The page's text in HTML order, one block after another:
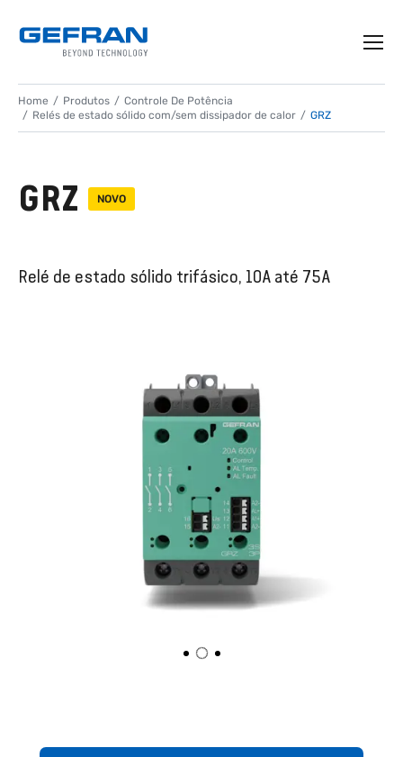
Home Produtos
Controle De Potência
Relés de estado sólido com/sem dissipador de calor
GRZ
GRZ NOVO
Relé de estado sólido trifásico, 10A até 75A